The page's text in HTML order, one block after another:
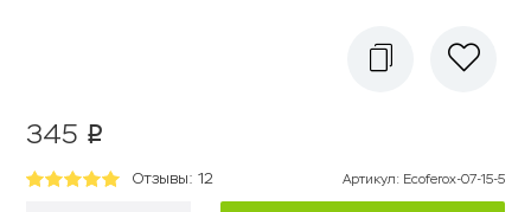
345 p
Отзывы: 12 Артикул: Ecoferox-07-15-5